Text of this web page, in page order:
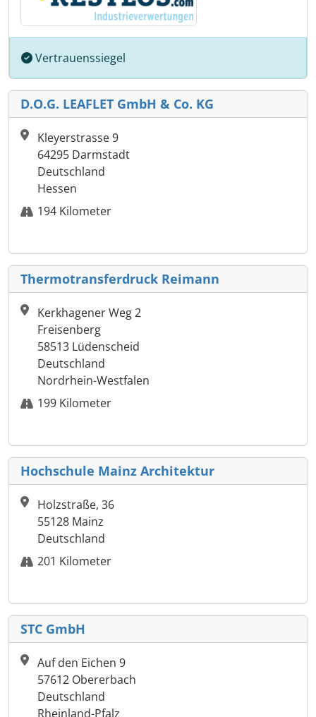
Vertrauenssiegel
D.O.G. LEAFLET GmbH & Co. KG
Kleyerstrasse 9
64295 Darmstadt
Deutschland
Hessen
194 Kilometer
Thermotransferdruck Reimann
Kerkhagener Weg 2
Freisenberg
58513 Lüdenscheid
Deutschland
Nordrhein-Westfalen
199 Kilometer
Hochschule Mainz Architektur
Holzstraße, 36
55128 Mainz
Deutschland
201 Kilometer
STC GmbH
Auf den Eichen 9
57612 Obererbach
Deutschland
Rheinland-Pfalz